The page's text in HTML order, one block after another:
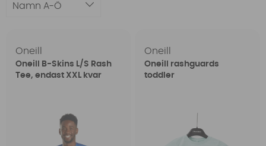
Namn A-Ö
Oneill
Oneill B-Skins L/S Rash
Tee, endast XXL kvar
Oneill
Oneill rashguards
toddler